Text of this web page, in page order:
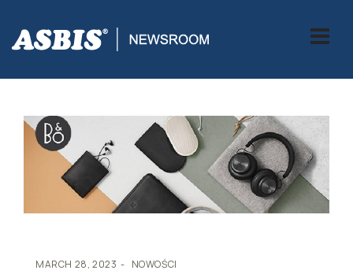
ASBIS>NOWOŚCI > ODRODZENIE IKONY BANG&OLUFSEN
MARCH 28, 2023 NOWOŚCI